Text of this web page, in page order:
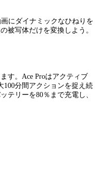
にダイナミックなひねりを
被写体だけを変換しよう。
す。Ace Proはアクティブ
100分間アクションを捉え続
テリーを80％まで充電し、